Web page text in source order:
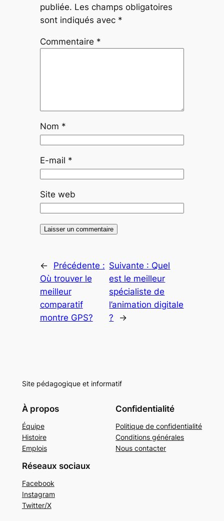
publiée. Les champs obligatoires
sont indiqués avec *
Commentaire *
Nom *
E-mail *
Site web
←
Précédente :
Où trouver le
meilleur
comparatif
montre GPS?
Suivante : Quel
est le meilleur
spécialiste de
l’animation digitale
?
→
Site pédagogique et informatif
À propos
Équipe
Histoire
Emplois
Confidentialité
Politique de confidentialité
Conditions générales
Nous contacter
Réseaux sociaux
Facebook
Instagram
Twitter/X